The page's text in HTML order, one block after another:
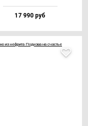
17 990 руб